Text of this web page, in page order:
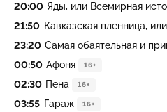
20:00 Яды, или Всемирная
21:50 Кавказская пленница,
23:20 Самая обаятельная и
00:50 Афоня 16+
02:30 Пена 16+
03:55 Гараж 16+